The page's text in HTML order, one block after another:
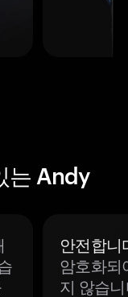
는 Andy
안전합니
암호화되
지 않습